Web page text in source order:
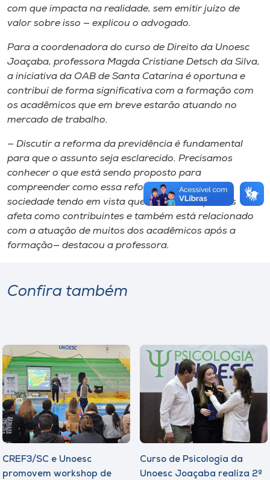
com que impacta na realidade, sem emitir juízo de
valor sobre isso — explicou o advogado.
Para a coordenadora do curso de Direito da Unoesc
Joaçaba, professora Magda Cristiane Detsch da Silva,
a iniciativa da OAB de Santa Catarina é oportuna e
contribui de forma significativa com a formação com
os acadêmicos que em breve estarão atuando no
mercado de trabalho.
— Discutir a reforma da previdência é fundamental
para que o assunto seja esclarecido. Precisamos
conhecer o que está sendo proposto para
compreender como essa reforma se refletirá na
sociedade tendo em vista que é um tema que nos
afeta como contribuintes e também está relacionado
com a atuação de muitos dos acadêmicos após a
formação— destacou a professora.
Confira também
CREF3/SC e Unoesc
promovem workshop de
Curso de Psicologia da
Unoesc Joaçaba realiza 2ª